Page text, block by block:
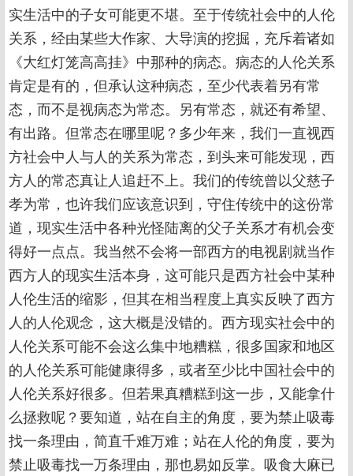
实生活中的子女可能更不堪。至于传统社会中的人伦
关系，经由某些大作家、大导演的挖掘，充斥着诸如
《大红灯笼高高挂》中那种的病态。病态的人伦关系
肯定是有的，但承认这种病态，至少代表着另有常
态，而不是视病态为常态。另有常态，就还有希望、
有出路。但常态在哪里呢？多少年来，我们一直视西
方社会中人与人的关系为常态，到头来可能发现，西
方人的常态真让人追赶不上。我们的传统曾以父慈子
孝为常，也许我们应该意识到，守住传统中的这份常
道，现实生活中各种光怪陆离的父子关系才有机会变
得好一点点。我当然不会将一部西方的电视剧就当作
西方人的现实生活本身，这可能只是西方社会中某种
人伦生活的缩影，但其在相当程度上真实反映了西方
人的人伦观念，这大概是没错的。西方现实社会中的
人伦关系可能不会这么集中地糟糕，很多国家和地区
的人伦关系可能健康得多，或者至少比中国社会中的
人伦关系好很多。但若果真糟糕到这一步，又能拿什
么拯救呢？要知道，站在自主的角度，要为禁止吸毒
找一条理由，简直千难万难；站在人伦的角度，要为
禁止吸毒找一万条理由，那也易如反掌。吸食大麻已